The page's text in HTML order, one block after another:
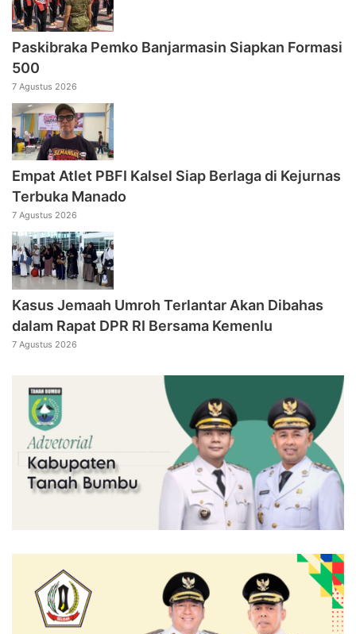
Paskibraka Pemko Banjarmasin Siapkan Formasi
500
7 Agustus 2026
Empat Atlet PBFI Kalsel Siap Berlaga di Kejurnas
Terbuka Manado
7 Agustus 2026
Kasus Jemaah Umroh Terlantar Akan Dibahas
dalam Rapat DPR RI Bersama Kemenlu
7 Agustus 2026